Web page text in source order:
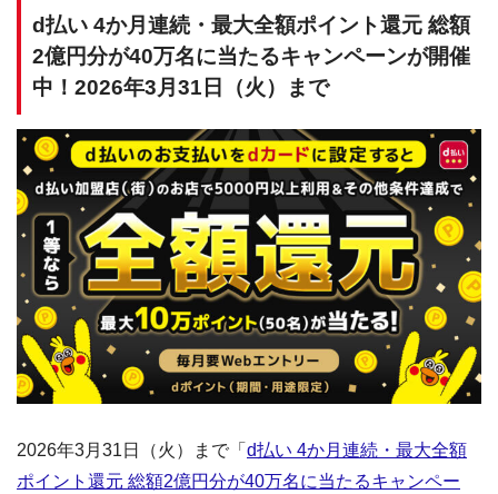
d払い 4か月連続・最大全額ポイント還元 総額
2億円分が40万名に当たるキャンペーンが開催
中！2026年3月31日（火）まで
2026年3月31日（火）まで「 d払い 4か月連続・最大全額
ポイント還元 総額2億円分が40万名に当たるキャンペー